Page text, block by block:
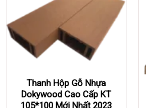
Thanh Hộp Gỗ Nhựa
Dokywood Cao Cấp KT
105*100 Mới Nhất 2023